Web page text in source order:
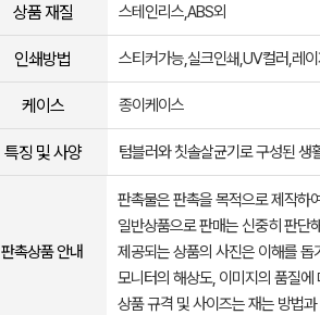
상품 재질 스테인리스,ABS외
인쇄방법 스티커가능,실크인쇄,UV컬러,레
케이스 종이케이스
특징 및 사양 텀블러와 칫솔살균기로 구성된 생
판촉상품 안내
판촉물은 판촉을 목적으로 제작하
일반상품으로 판매는 신중히 판단
제공되는 상품의 사진은 이해를
모니터의 해상도, 이미지의 품질
상품 규격 및 사이즈는 재는 방법